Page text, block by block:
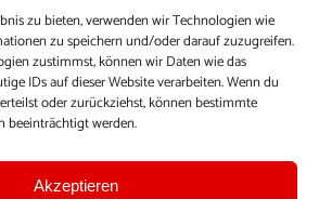
zu bieten, verwenden wir Technologien wie
zu speichern und/oder darauf zuzugreifen.
zustimmst, können wir Daten wie das
IDs auf dieser Website verarbeiten. Wenn du
oder zurückziehst, können bestimmte
beeinträchtigt werden.
Akzeptieren
wie dir. Sammel
teile deine Perspektive und
auf youpod.de.Du musst
nutzen zu können, ein
Beiträge hochzuladen und zu
Einloggen